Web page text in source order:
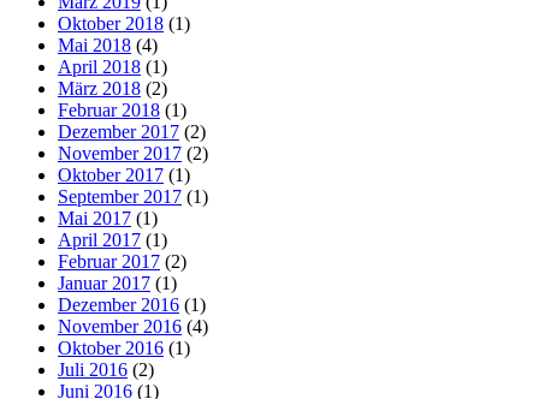
Oktober 2018 (1)
Mai 2018 (4)
April 2018 (1)
März 2018 (2)
Februar 2018 (1)
Dezember 2017 (2)
November 2017 (2)
Oktober 2017 (1)
September 2017 (1)
Mai 2017 (1)
April 2017 (1)
Februar 2017 (2)
Januar 2017 (1)
Dezember 2016 (1)
November 2016 (4)
Oktober 2016 (1)
Juli 2016 (2)
Juni 2016 (1)